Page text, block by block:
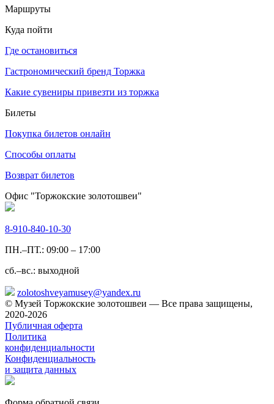
Маршруты
Куда пойти
Где остановиться
Гастрономический бренд Торжка
Какие сувениры привезти из торжка
Билеты
Покупка билетов онлайн
Способы оплаты
Возврат билетов
Офис "Торжокские золотошвеи"
8-910-840-10-30
ПН.–ПТ.: 09:00 – 17:00
сб.–вс.: выходной
zolotoshveyamusey@yandex.ru
© Музей Торжокские золотошвеи — Все права защищены,
2020-2026
Публичная оферта
Политика
конфиденциальности
Конфиденциальность
и защита данных